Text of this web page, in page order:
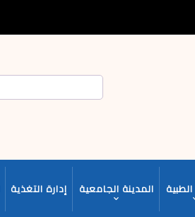
بحث
المدينة الجامعية إدارة التغذية